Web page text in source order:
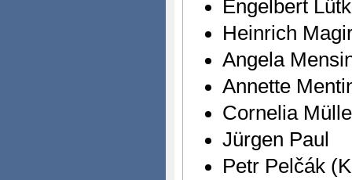
Engelbert
Heinrich
Angela
Annette
Cornelia
Jürgen Paul
Petr Pelčák